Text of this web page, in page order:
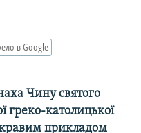
в Google
Чину святого
греко-католицької
прикладом